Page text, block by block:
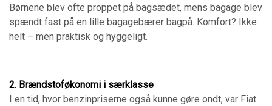
Børnene blev ofte proppet på bagsædet, mens bagage blev
spændt fast på en lille bagagebærer bagpå. Komfort? Ikke
helt – men praktisk og hyggeligt.
2. Brændstoføkonomi i særklasse
I en tid, hvor benzinpriserne også kunne gøre ondt, var Fiat